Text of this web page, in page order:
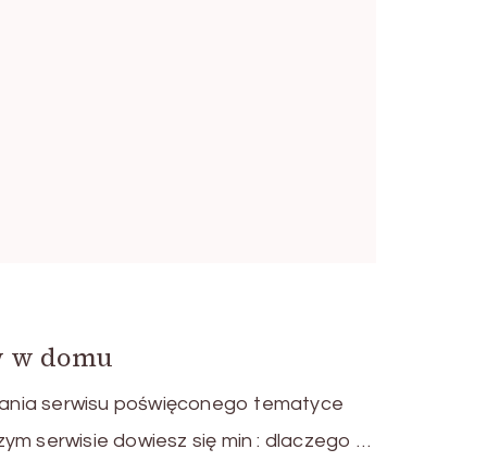
w domu
serwisu poświęconego tematyce
serwisie dowiesz się min : dlaczego …